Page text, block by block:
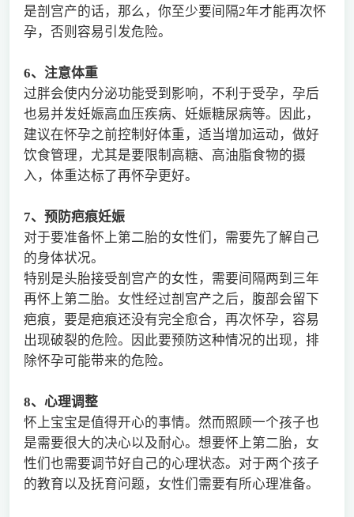
是剖宫产的话，那么，你至少要间隔2年才能再次怀
孕，否则容易引发危险。
6、注意体重
过胖会使内分泌功能受到影响，不利于受孕，孕后
也易并发妊娠高血压疾病、妊娠糖尿病等。因此，
建议在怀孕之前控制好体重，适当增加运动，做好
饮食管理，尤其是要限制高糖、高油脂食物的摄
入，体重达标了再怀孕更好。
7、预防疤痕妊娠
对于要准备怀上第二胎的女性们，需要先了解自己
的身体状况。
特别是头胎接受剖宫产的女性，需要间隔两到三年
再怀上第二胎。女性经过剖宫产之后，腹部会留下
疤痕，要是疤痕还没有完全愈合，再次怀孕，容易
出现破裂的危险。因此要预防这种情况的出现，排
除怀孕可能带来的危险。
8、心理调整
怀上宝宝是值得开心的事情。然而照顾一个孩子也
是需要很大的决心以及耐心。想要怀上第二胎，女
性们也需要调节好自己的心理状态。对于两个孩子
的教育以及抚育问题，女性们需要有所心理准备。